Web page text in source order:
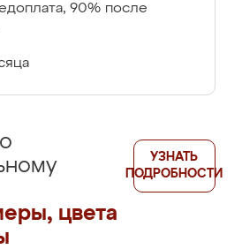
90% после
цвета
УЗНАТЬ
ПОДРОБНОСТИ